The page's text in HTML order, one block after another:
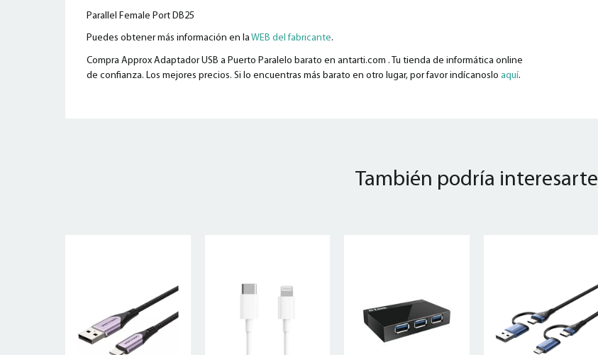
Parallel Female Port DB25
Puedes obtener más información en la WEB del fabricante.
Compra Approx Adaptador USB a Puerto Paralelo barato en antarti.com . Tu tienda de informática online
de confianza. Los mejores precios. Si lo encuentras más barato en otro lugar, por favor indícanoslo aquí.
También podría interesarte